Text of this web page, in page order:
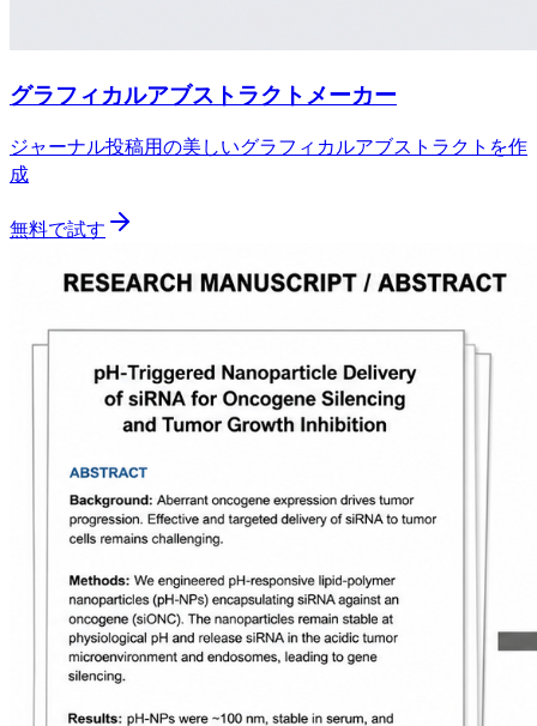
グラフィカルアブストラクトメーカー
ジャーナル投稿用の美しいグラフィカルアブストラクトを作
成
無料で試す